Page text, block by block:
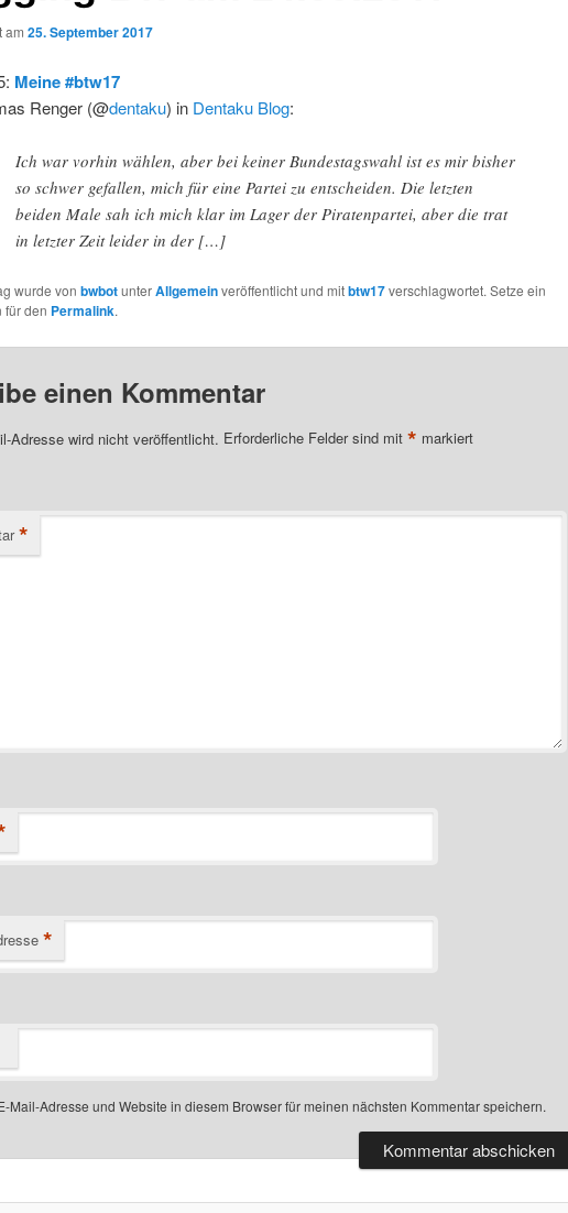
am 25. September 2017
Meine #btw17
Renger (@dentaku) in Dentaku Blog:
Ich war vorhin wählen, aber bei keiner Bundestagswahl ist es mir bisher
so schwer gefallen, mich für eine Partei zu entscheiden. Die letzten
beiden Male sah ich mich klar im Lager der Piratenpartei, aber die trat
in letzter Zeit leider in der […]
wurde von bwbotunterAllgemeinveröffentlicht und mitbtw17verschlagwortet. Setze ein
für den Permalink.
einen Kommentar
Adresse wird nicht veröffentlicht. Erforderliche Felder sind mit * markiert
*
*
Mail-Adresse und Website in diesem Browser für meinen nächsten Kommentar speichern.